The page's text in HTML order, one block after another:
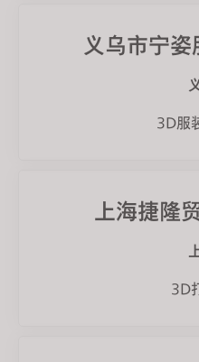
义乌市宁
3D服
上海捷隆
3D